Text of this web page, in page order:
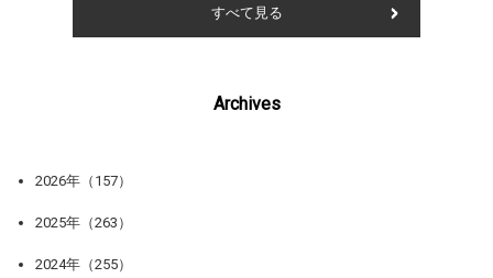
すべて見る
Archives
2026年（157）
2025年（263）
2024年（255）